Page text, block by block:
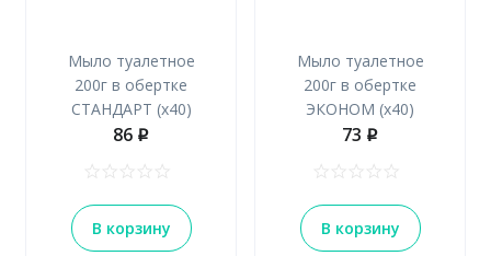
Мыло туалетное
200г в обертке
СТАНДАРТ (х40)
86 p
В корзину
Мыло туалетное
200г в обертке
ЭКОНОМ (х40)
73 p
В корзину